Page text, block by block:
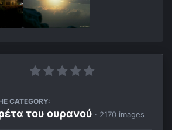
CATEGORY:
του ουρανού · 2170 images